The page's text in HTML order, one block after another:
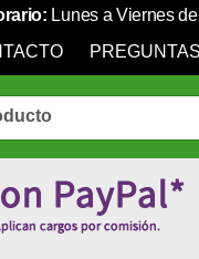
Lunes a Viernes